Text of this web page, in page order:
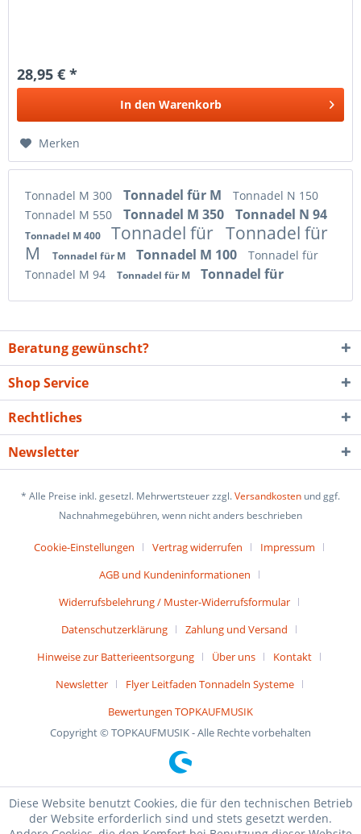
28,95 € *
In den Warenkorb
Merken
Tonnadel M 300 Tonnadel für M
Tonnadel N 150
Tonnadel M 550
Tonnadel M 350 Tonnadel N 94
Tonnadel M 400 Tonnadel für Tonnadel für
M
Tonnadel für M Tonnadel M 100
Tonnadel für
Tonnadel M 94
Tonnadel für M Tonnadel für
Beratung gewünscht?
Shop Service
Rechtliches
Newsletter
* Alle Preise inkl. gesetzl. Mehrwertsteuer zzgl.Versandkosten und ggf.
Nachnahmegebühren, wenn nicht anders beschrieben
Cookie-Einstellungen Vertrag widerrufen
Impressum
AGB und Kundeninformationen
Widerrufsbelehrung / Muster-Widerrufsformular
Datenschutzerklärung
Zahlung und Versand
Hinweise zur Batterieentsorgung
Über uns
Kontakt
Newsletter
Flyer Leitfaden Tonnadeln Systeme
Bewertungen TOPKAUFMUSIK
Copyright © TOPKAUFMUSIK - Alle Rechte vorbehalten
Diese Website benutzt Cookies, die für den technischen Betrieb
der Website erforderlich sind und stets gesetzt werden.